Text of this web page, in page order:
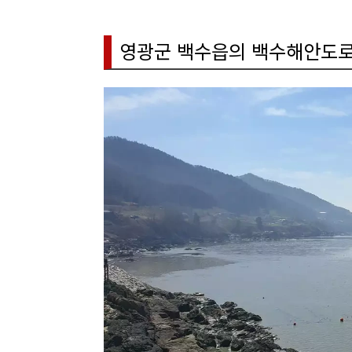
영광군 백수읍의 백수해안도